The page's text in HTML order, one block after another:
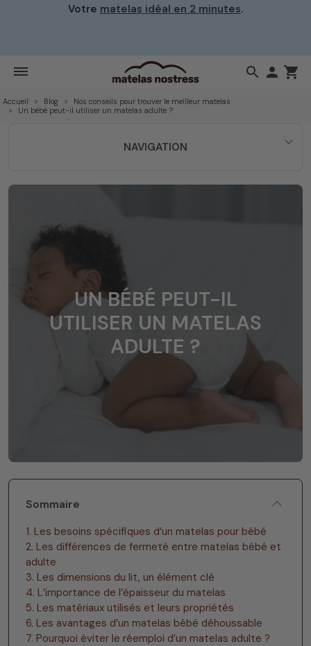
Votre matelas idéal en 2 minutes.
search  shopping_cart
Accueil Blog
Nos conseils pour trouver le meilleur matelas
Un bébé peut-il utiliser un matelas adulte ?
NAVIGATION
UN BÉBÉ PEUT-IL
UTILISER UN MATELAS
ADULTE ?
Sommaire
1. Les besoins spécifiques d’un matelas pour bébé
2. Les différences de fermeté entre matelas bébé et
adulte
3. Les dimensions du lit, un élément clé
4. L’importance de l’épaisseur du matelas
5. Les matériaux utilisés et leurs propriétés
6. Les avantages d’un matelas bébé déhoussable
7. Pourquoi éviter le réemploi d’un matelas adulte ?